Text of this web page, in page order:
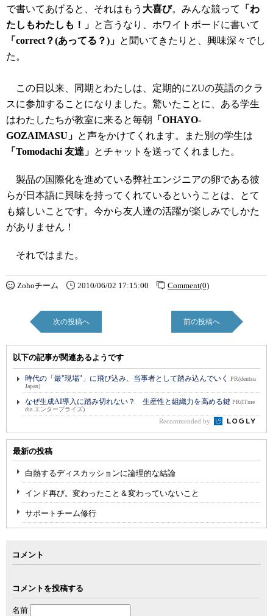
で書いてあげると、それはもう 大喜び。みんな競って
「わ
たしもわたしも！」 と言うなり、ホワイトボードに書いて
「correct？(あってる？)」 と聞いてきたりと、興味深々でし
た。
この日以来、同期とわたしは、定期的にZUの英語のクラ
スに参加することになりました。驚いたことに、ある学生
はわたしたちが教室に来ると毎朝 「OHAYO-
GOZAIMASU」 と声をかけてくれます。また別の学生は
「Tomodachi 友達」 とチャットを送ってくれました。
製品の国際化を進めている弊社エンジニアの卵である彼
らが日本語に興味を持ってくれているということは、とて
も嬉しいことです。今から友人達の活躍が楽しみでしかた
がありません！
それではまた。
Zohoチーム 2010/06/02 17:15:00 Comment(0)
次の投稿へ 前の投稿へ
以下の記事が関連あるようです
時代の「最"現場"」に飛び込み、当事者として踏み込んでいく
PR(dentsu
Japan)
なぜ生成AI導入に踏み切れない？ 生産性と組織力を高める鍵 PR(ITme
dia エンタープライズ)
Recommended by
最新の投稿
白熱するディスカッションに論理的な結論
インド再び。変わったこと＆変わっていないこと
サポートチーム修行
コメント
コメントを投稿する
名前